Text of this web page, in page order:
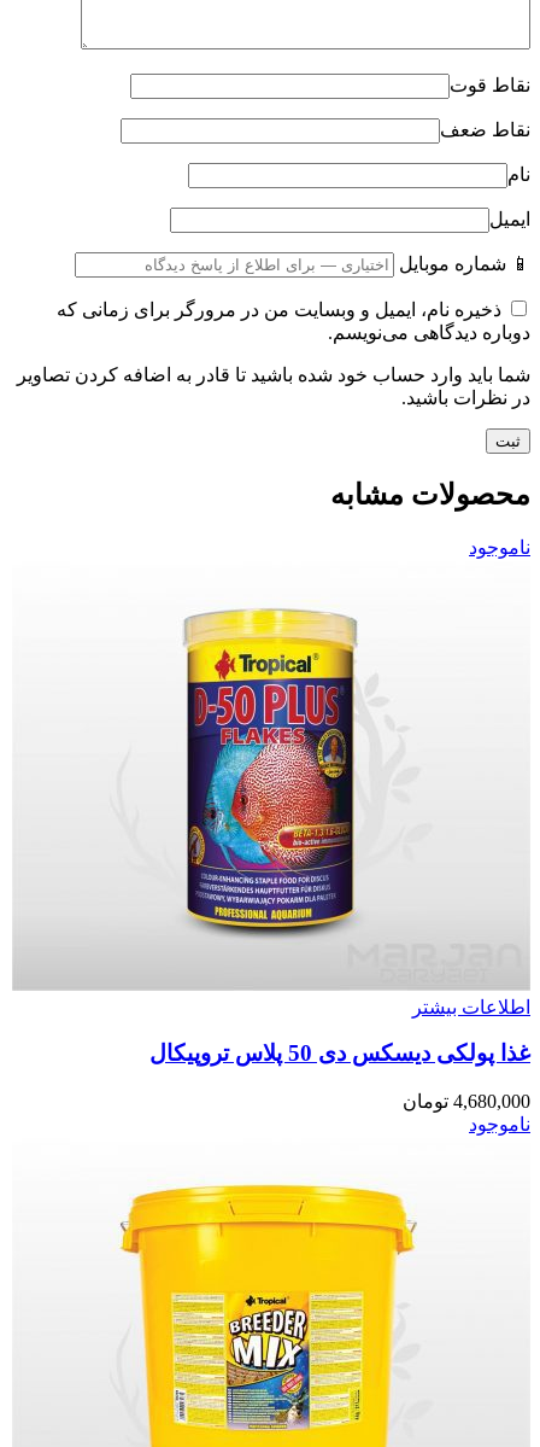
نقاط قوت
نقاط ضعف
نام
ایمیل
📱 شماره موبایل
ذخیره نام، ایمیل و وبسایت من در مرورگر برای زمانی که
دوباره دیدگاهی می‌نویسم.
شما باید وارد حساب خود شده باشید تا قادر به اضافه کردن تصاویر
در نظرات باشید.
محصولات مشابه
ناموجود
اطلاعات بیشتر
غذا پولکی دیسکس دی 50 پلاس تروپیکال
4,680,000 تومان
ناموجود